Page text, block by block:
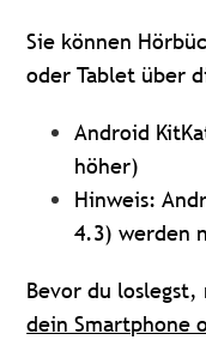
Sie können
oder Tablet über
Android
höher)
Hinweis:
4.3) werden
Bevor du
dein Smartphone